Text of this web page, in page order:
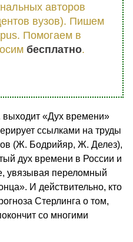
авторов
вузов). Пишем
Помогаем в
бесплатно.
выходит «Дух времени»
ссылками на труды
(Ж. Бодрийяр, Ж. Делез),
дух времени в России и
увязывая переломный
И действительно, кто
Стерлинга о том,
со многими